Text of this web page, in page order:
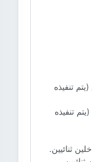
تنفيذه
تنفيذه